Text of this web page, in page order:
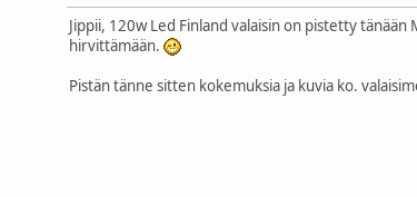
Jippii, 120w Led Finland valaisin on pistetty
hirvittämään.
Pistän tänne sitten kokemuksia ja kuvia ko.